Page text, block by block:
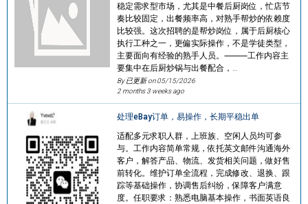
稳定需求型市场，尤其是中餐后厨岗位，忙店节
奏比较固定，出餐频率高，对熟手帮炒的依赖度
比较强。这次招聘的是帮炒岗位，属于后厨核心
执行工种之一，更偏实际操作，不是学徒类型，
主要面向有经验的熟手人员。⸻工作内容主
要集中在后厨炒锅与出餐配合，…
By 已更新 on05/15/2026
2 months 3 weeks ago
处理eBay订单，易操作，长期平稳出单
适配多元求职人群，上班族、空闲人员均可参
与。工作内容简单常规，依托英文邮件沟通海外
客户，解答产品、物流、发货相关问题，做好售
前转化。维护订单全流程，完成修改、退换、跟
踪等基础操作，协调售后纠纷，保障客户满意
度。任职要求：熟悉电脑基本操作，书面英语良